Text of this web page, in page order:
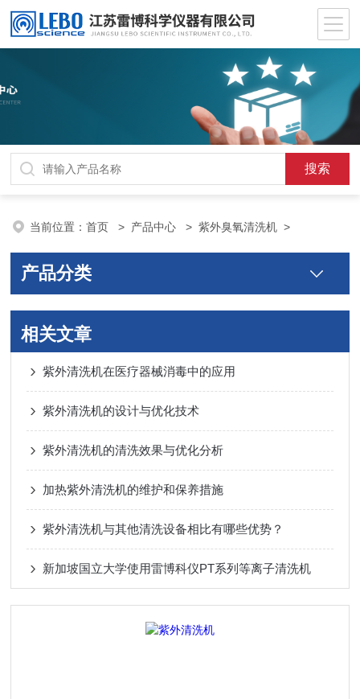
当前位置：首页 > 产品中心 >紫外臭氧清洗机 >
产品分类
相关文章
紫外清洗机在医疗器械消毒中的应用
紫外清洗机的设计与优化技术
紫外清洗机的清洗效果与优化分析
加热紫外清洗机的维护和保养措施
紫外清洗机与其他清洗设备相比有哪些优势？
新加坡国立大学使用雷博科仪PT系列等离子清洗机